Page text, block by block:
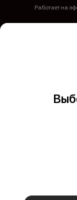
аналитических
Работает на